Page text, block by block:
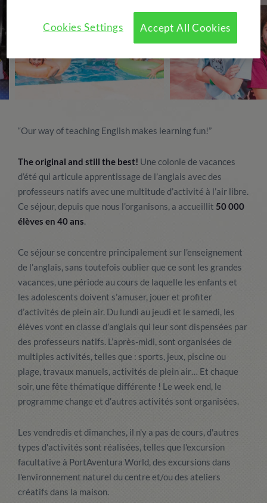
“Our way of teaching English makes learning fun!”
The original and still the best! Une colonie de vacances
d’été qui articule apprentissage de l’anglais avec des
professeurs natifs avec une multitude d’activité à l’air libre.
Ce séjour, depuis que nous l’organisons, a accueillit 50 000
élèves en 40 ans.
Ce séjour se concentre principalement sur l’enseignement
de l’anglais, sans toutefois oublier que ce sont les grandes
vacances, une période au cours de laquelle les enfants et
les adolescents doivent s’amuser, jouer et profiter
d’activités de plein air. Du lundi au jeudi et le samedi, les
élèves vont en classe d’anglais qui leur sont dispensées par
des professeurs natifs. L’après-midi, sont organisées de
multiples activités, telles que : sports, jeux, piscine ou
plage, travaux manuels, activités de plein air… Et chaque
soir, une fête thématique différente ! Le week end, le
programme change et d’autres activités sont organisées.
Les vendredis et dimanches, il n'y a pas de cours, d'autres
types d'activités sont réalisées, telles que l'excursion
facultative à PortAventura World, des excursions dans
l'environnement naturel du centre et/ou des ateliers
créatifs dans la maison.
Accept All Cookies
Cookies Settings